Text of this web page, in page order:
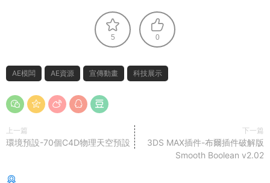
5 0
AE模闆 AE資源 宣傳動畫 科技展示
上一篇
環境預設-70個C4D物理天空預設
下一篇
3DS MAX插件-布爾插件破解版
Smooth Boolean v2.02